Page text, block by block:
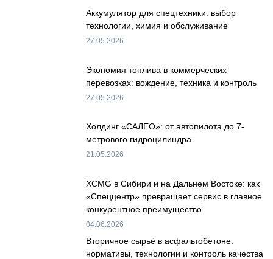
Аккумулятор для спецтехники: выбор
технологии, химия и обслуживание
27.05.2026
Экономия топлива в коммерческих
перевозках: вождение, техника и контроль
27.05.2026
Холдинг «САЛЕО»: от автопилота до 7-
метрового гидроцилиндра
21.05.2026
XCMG в Сибири и на Дальнем Востоке: как
«Спеццентр» превращает сервис в главное
конкурентное преимущество
04.06.2026
Вторичное сырьё в асфальтобетоне:
нормативы, технологии и контроль качества